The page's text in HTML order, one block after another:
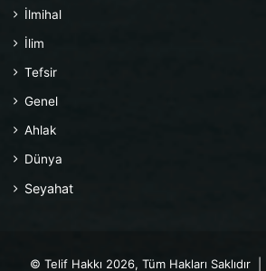
İlmihal
İlim
Tefsir
Genel
Ahlak
Dünya
Seyahat
© Telif Hakkı 2026, Tüm Hakları Saklıdır |